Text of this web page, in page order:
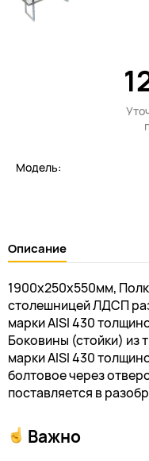
Модель:
Описание
1900х250х550мм,
столешницей ЛДСП
марки AISI 430
Боковины (стойки) из
марки AISI 430
болтовое через
поставляется в
Важно